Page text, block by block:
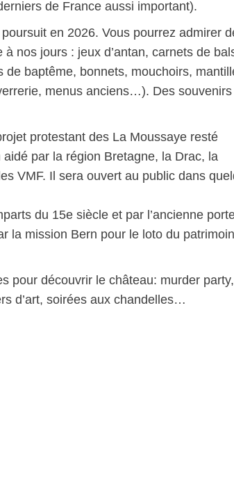
de France aussi important).
en 2026. Vous pourrez admirer
nos jours : jeux d’antan, carnets de
baptême, bonnets, mouchoirs,
menus anciens…). Des souvenirs
protestant des La Moussaye resté
aidé par la région Bretagne, la Drac, la
VMF. Il sera ouvert au public dans
du 15e siècle et par l’ancienne
la mission Bern pour le loto du
pour découvrir le château: murder party,
d’art, soirées aux chandelles…